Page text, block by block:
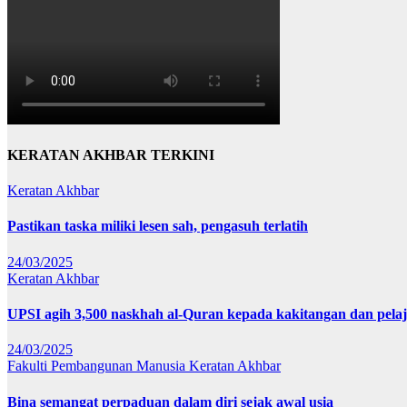
KERATAN AKHBAR TERKINI
Keratan Akhbar
Pastikan taska miliki lesen sah, pengasuh terlatih
24/03/2025
Keratan Akhbar
UPSI agih 3,500 naskhah al-Quran kepada kakitangan dan
24/03/2025
Fakulti Pembangunan Manusia Keratan Akhbar
Bina semangat perpaduan dalam diri sejak awal usia